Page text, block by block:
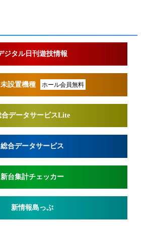
ジタル日刊遊技情報
設置機種 ホール会員無料
合データサービスLite
総合データサービス
新台集計チェッカー
新情報島っぷ